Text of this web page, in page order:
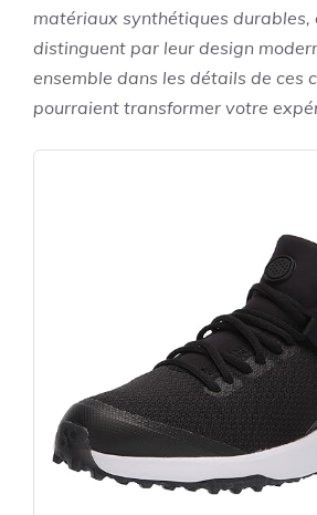
matériaux synthétiques durables,
distinguent par leur design
ensemble dans les détails de ces
pourraient transformer votre